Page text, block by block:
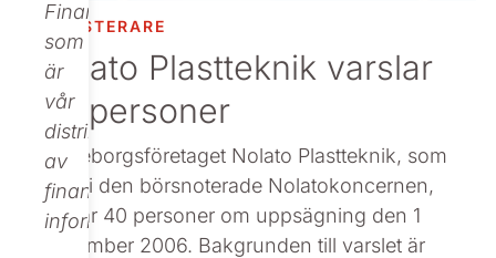
Finance,
som
är
vår
distributör
av
finansiell
information.
INVESTERARE
Nolato Plastteknik varslar
40 personer
: Göteborgsföretaget Nolato Plastteknik, som
ingår i den börsnoterade Nolatokoncernen,
varslar 40 personer om uppsägning den 1
september 2006. Bakgrunden till varslet är